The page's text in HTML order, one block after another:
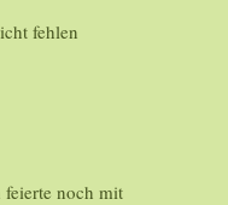
fehlen
feierte noch mit